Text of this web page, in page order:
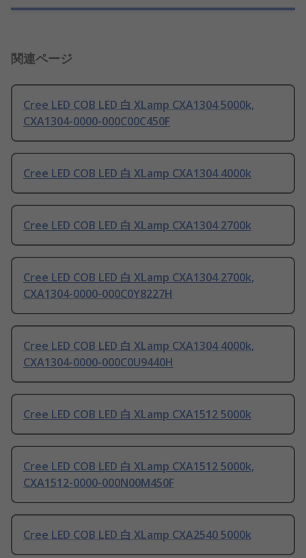
関連ページ
Cree LED COB LED 白 XLamp CXA1304 5000k,
CXA1304-0000-000C00C450F
Cree LED COB LED 白 XLamp CXA1304 4000k
Cree LED COB LED 白 XLamp CXA1304 2700k
Cree LED COB LED 白 XLamp CXA1304 2700k,
CXA1304-0000-000C0Y8227H
Cree LED COB LED 白 XLamp CXA1304 4000k,
CXA1304-0000-000C0U9440H
Cree LED COB LED 白 XLamp CXA1512 5000k
Cree LED COB LED 白 XLamp CXA1512 5000k,
CXA1512-0000-000N00M450F
Cree LED COB LED 白 XLamp CXA2540 5000k